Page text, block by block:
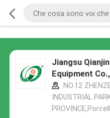
Jiangsu
Equipment
NO.12
INDUSTRIAL